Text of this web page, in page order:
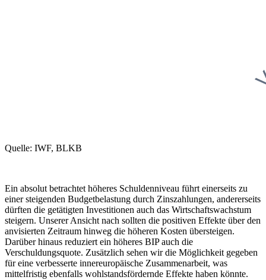
Quelle: IWF, BLKB
Ein absolut betrachtet höheres Schuldenniveau führt einerseits zu
einer steigenden Budgetbelastung durch Zinszahlungen, andererseits
dürften die getätigten Investitionen auch das Wirtschaftswachstum
steigern. Unserer Ansicht nach sollten die positiven Effekte über den
anvisierten Zeitraum hinweg die höheren Kosten übersteigen.
Darüber hinaus reduziert ein höheres BIP auch die
Verschuldungsquote. Zusätzlich sehen wir die Möglichkeit gegeben
für eine verbesserte innereuropäische Zusammenarbeit, was
mittelfristig ebenfalls wohlstandsfördernde Effekte haben könnte.